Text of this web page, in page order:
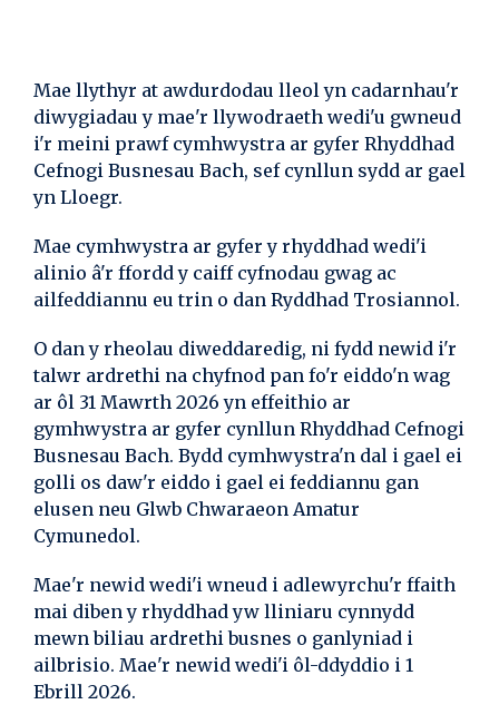
Mae llythyr at awdurdodau lleol yn cadarnhau'r
diwygiadau y mae'r llywodraeth wedi'u gwneud
i'r meini prawf cymhwystra ar gyfer Rhyddhad
Cefnogi Busnesau Bach, sef cynllun sydd ar gael
yn Lloegr.
Mae cymhwystra ar gyfer y rhyddhad wedi'i
alinio â'r ffordd y caiff cyfnodau gwag ac
ailfeddiannu eu trin o dan Ryddhad Trosiannol.
O dan y rheolau diweddaredig, ni fydd newid i'r
talwr ardrethi na chyfnod pan fo'r eiddo'n wag
ar ôl 31 Mawrth 2026 yn effeithio ar
gymhwystra ar gyfer cynllun Rhyddhad Cefnogi
Busnesau Bach. Bydd cymhwystra'n dal i gael ei
golli os daw'r eiddo i gael ei feddiannu gan
elusen neu Glwb Chwaraeon Amatur
Cymunedol.
Mae'r newid wedi'i wneud i adlewyrchu'r ffaith
mai diben y rhyddhad yw lliniaru cynnydd
mewn biliau ardrethi busnes o ganlyniad i
ailbrisio. Mae'r newid wedi'i ôl-ddyddio i 1
Ebrill 2026.